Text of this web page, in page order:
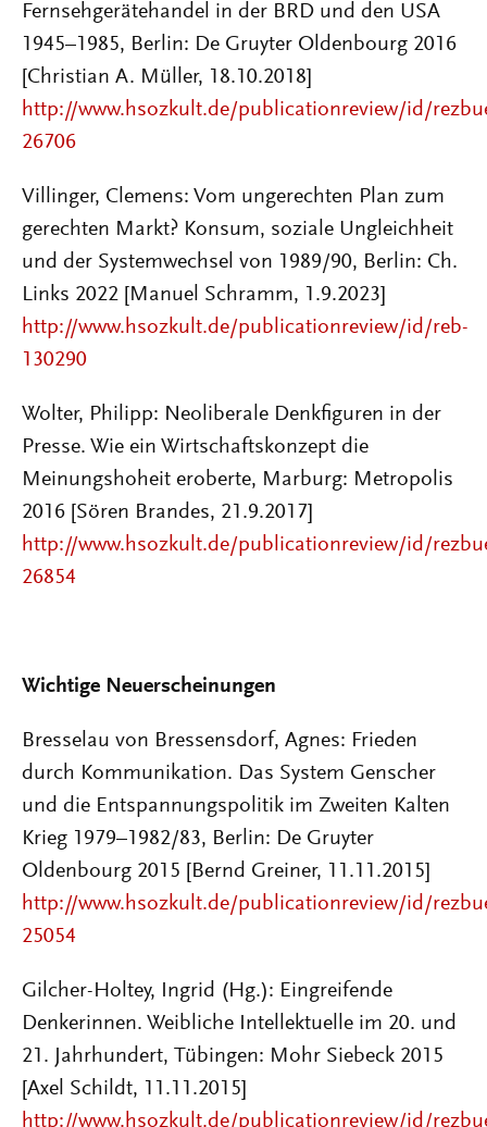
Fernsehgerätehandel in der BRD und den USA
1945–1985, Berlin: De Gruyter Oldenbourg 2016
[Christian A. Müller, 18.10.2018]
http://www.hsozkult.de/publicationreview/id/
26706
Villinger, Clemens: Vom ungerechten Plan zum
gerechten Markt? Konsum, soziale Ungleichheit
und der Systemwechsel von 1989/90, Berlin: Ch.
Links 2022 [Manuel Schramm, 1.9.2023]
http://www.hsozkult.de/publicationreview/id/reb-
130290
Wolter, Philipp: Neoliberale Denkfiguren in der
Presse. Wie ein Wirtschaftskonzept die
Meinungshoheit eroberte, Marburg: Metropolis
2016 [Sören Brandes, 21.9.2017]
http://www.hsozkult.de/publicationreview/id/
26854
Wichtige Neuerscheinungen
Bresselau von Bressensdorf, Agnes: Frieden
durch Kommunikation. Das System Genscher
und die Entspannungspolitik im Zweiten Kalten
Krieg 1979–1982/83, Berlin: De Gruyter
Oldenbourg 2015 [Bernd Greiner, 11.11.2015]
http://www.hsozkult.de/publicationreview/id/
25054
Gilcher-Holtey, Ingrid (Hg.): Eingreifende
Denkerinnen. Weibliche Intellektuelle im 20. und
21. Jahrhundert, Tübingen: Mohr Siebeck 2015
[Axel Schildt, 11.11.2015]
http://www.hsozkult.de/publicationreview/id/